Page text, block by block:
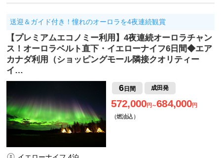
送迎＆ガイド付き！憧れのオーロラを4夜連続観賞
【プレミアムエコノミー利用】4夜連続オーロラチャン
ス！オーロラベルト直下・イエローナイフ6日間◆エア
カナダ利用（ショッピングモール隣接クオリティー
イ…
6日間 成田発
572,000円～684,000円
（燃油込）